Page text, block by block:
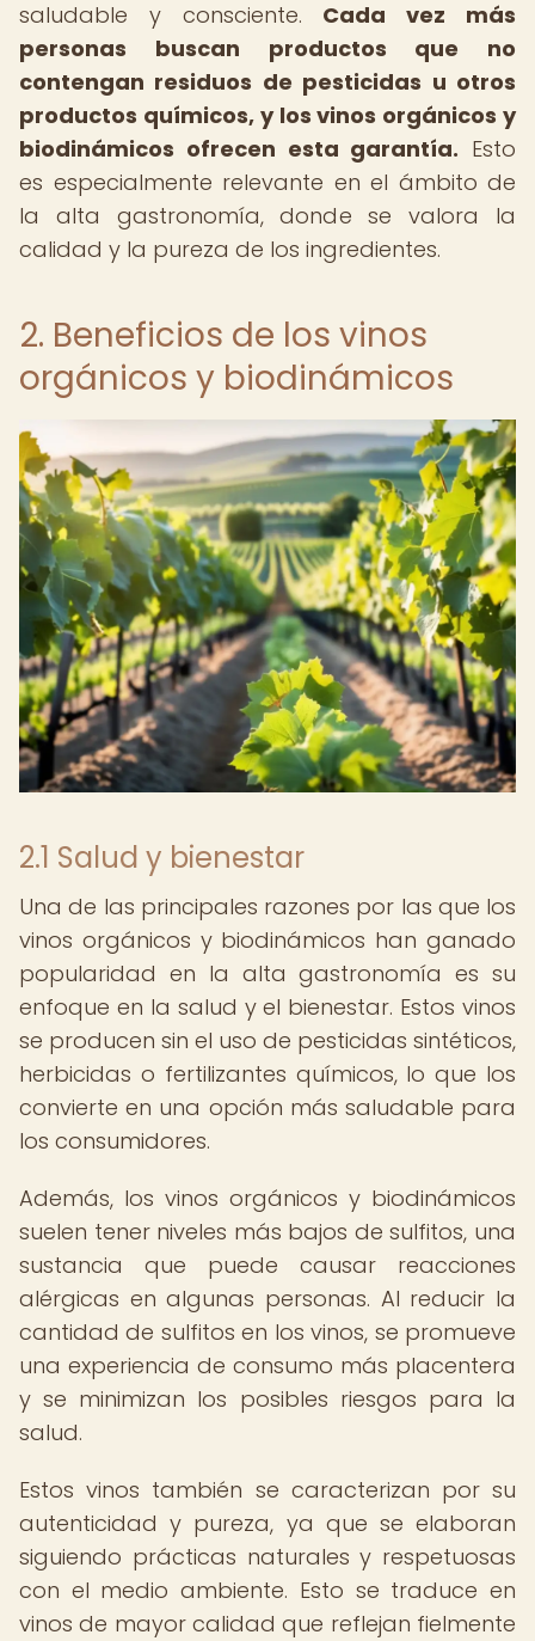
saludable y consciente. Cada vez más
personas buscan productos que no
contengan residuos de pesticidas u otros
productos químicos, y los vinos orgánicos y
biodinámicos ofrecen esta garantía. Esto
es especialmente relevante en el ámbito de
la alta gastronomía, donde se valora la
calidad y la pureza de los ingredientes.
2. Beneficios de los vinos
orgánicos y biodinámicos
2.1 Salud y bienestar
Una de las principales razones por las que los
vinos orgánicos y biodinámicos han ganado
popularidad en la alta gastronomía es su
enfoque en la salud y el bienestar. Estos vinos
se producen sin el uso de pesticidas sintéticos,
herbicidas o fertilizantes químicos, lo que los
convierte en una opción más saludable para
los consumidores.
Además, los vinos orgánicos y biodinámicos
suelen tener niveles más bajos de sulfitos, una
sustancia que puede causar reacciones
alérgicas en algunas personas. Al reducir la
cantidad de sulfitos en los vinos, se promueve
una experiencia de consumo más placentera
y se minimizan los posibles riesgos para la
salud.
Estos vinos también se caracterizan por su
autenticidad y pureza, ya que se elaboran
siguiendo prácticas naturales y respetuosas
con el medio ambiente. Esto se traduce en
vinos de mayor calidad que reflejan fielmente